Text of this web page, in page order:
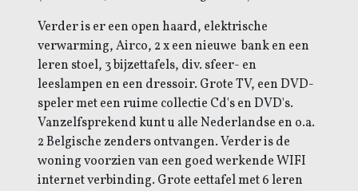
Verder is er een open haard, elektrische
verwarming, Airco, 2 x een nieuwe bank en een
leren stoel, 3 bijzettafels, div. sfeer- en
leeslampen en een dressoir. Grote TV, een DVD-
speler met een ruime collectie Cd's en DVD's.
Vanzelfsprekend kunt u alle Nederlandse en o.a.
2 Belgische zenders ontvangen. Verder is de
woning voorzien van een goed werkende WIFI
internet verbinding. Grote eettafel met 6 leren